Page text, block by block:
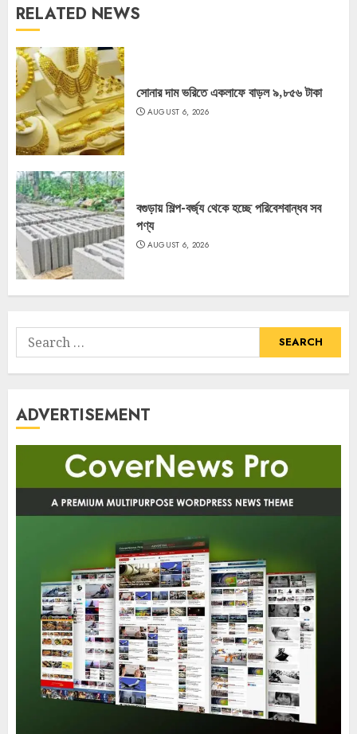
RELATED NEWS
সোনার দাম ভরিতে একলাফে বাড়ল ৯,৮৫৬ টাকা
AUGUST 6, 2026
বগুড়ায় শিল্প-বর্জ্য থেকে হচ্ছে পরিবেশবান্ধব সব
পণ্য
AUGUST 6, 2026
Search
for:
ADVERTISEMENT